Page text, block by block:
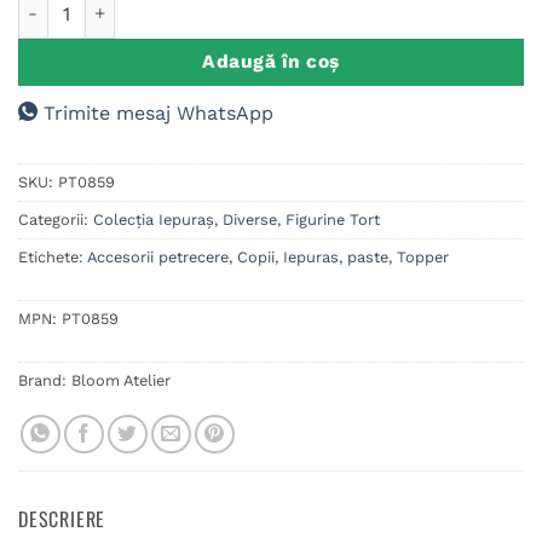
Adaugă în coș
Trimite mesaj WhatsApp
SKU: PT0859
Categorii: Colecția Iepuraș, Diverse, Figurine Tort
Etichete: Accesorii petrecere, Copii, Iepuras, paste, Topper
MPN: PT0859
Brand: Bloom Atelier
DESCRIERE